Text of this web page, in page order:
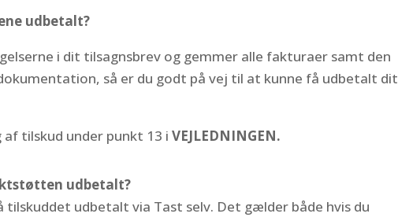
udbetalt?
i dit tilsagnsbrev og gemmer alle fakturaer samt den
så er du godt på vej til at kunne få udbetalt dit
tilskud under punkt 13 iVEJLEDNINGEN.
udbetalt?
tilskuddet udbetalt via Tast selv. Det gælder både hvis du